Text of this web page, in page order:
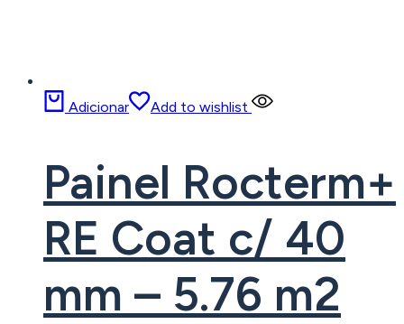
Adicionar Add to wishlist
Painel Rocterm+
RE Coat c/ 40
mm – 5.76 m2